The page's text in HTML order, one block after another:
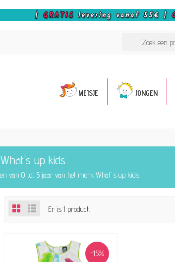
MEISJE JONGEN
up kids
van 0 tot 5 jaar van het merk What's up kids
Er is 1 product.
-15%